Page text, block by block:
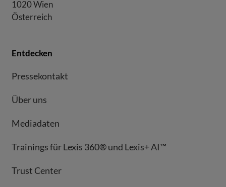
1020 Wien
Österreich
Entdecken
Pressekontakt
Über uns
Mediadaten
Trainings für Lexis 360® und Lexis+ AI™
Trust Center